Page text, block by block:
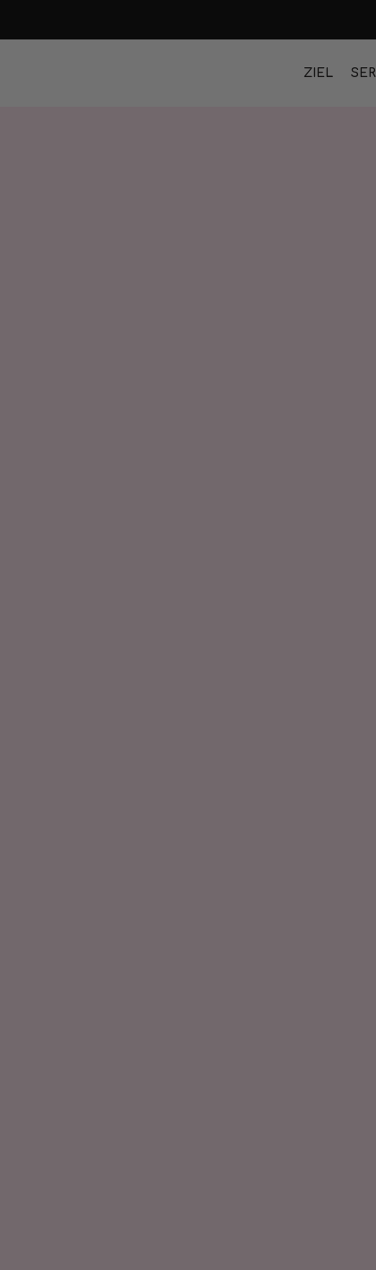
ZIEL